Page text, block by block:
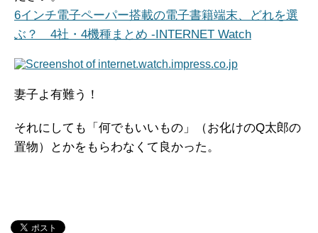
6インチ電子ペーパー搭載の電子書籍端末、どれを選
ぶ？ 4社・4機種まとめ -INTERNET Watch
妻子よ有難う！
それにしても「何でもいいもの」（お化けのQ太郎の
置物）とかをもらわなくて良かった。